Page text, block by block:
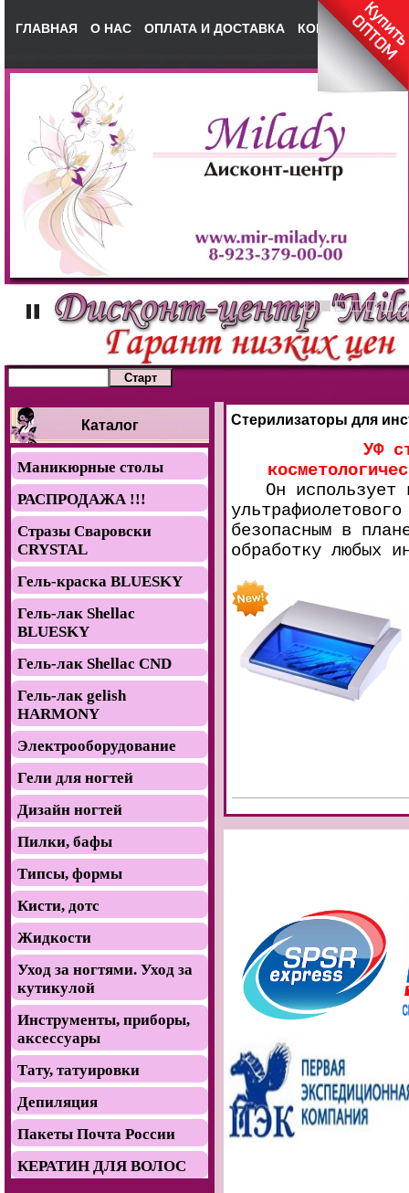
ГЛАВНАЯ О НАС ОПЛАТА И ДОСТАВКА КОНТАКТЫ
Каталог
Маникюрные столы
РАСПРОДАЖА !!!
Стразы Сваровски
CRYSTAL
Гель-краска BLUESKY
Гель-лак Shellac
BLUESKY
Гель-лак Shellac CND
Гель-лак gelish
HARMONY
Электрооборудование
Гели для ногтей
Дизайн ногтей
Пилки, бафы
Типсы, формы
Кисти, дотс
Жидкости
Уход за ногтями. Уход за
кутикулой
Инструменты, приборы,
аксессуары
Тату, татуировки
Депиляция
Пакеты Почта России
КЕРАТИН ДЛЯ ВОЛОС
Стерилизаторы для
УФ
Он использует
безопасным в
обработку любых